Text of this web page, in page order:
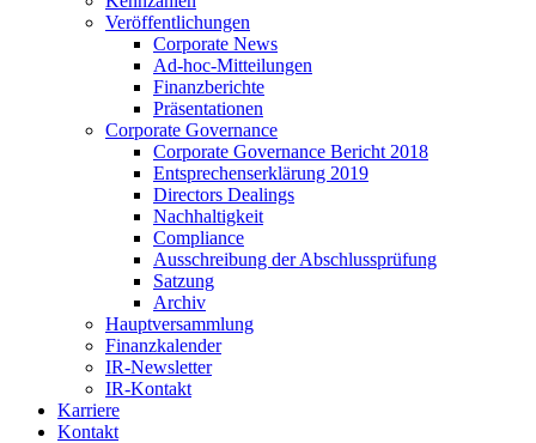
Veröffentlichungen
Corporate News
Ad-hoc-Mitteilungen
Finanzberichte
Präsentationen
Corporate Governance
Corporate Governance Bericht 2018
Entsprechenserklärung 2019
Directors Dealings
Nachhaltigkeit
Compliance
Ausschreibung der Abschlussprüfung
Satzung
Archiv
Hauptversammlung
Finanzkalender
IR-Newsletter
IR-Kontakt
Karriere
Kontakt